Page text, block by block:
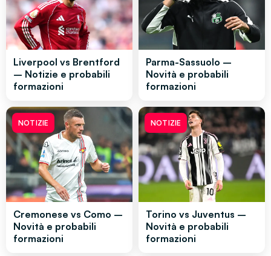
Liverpool vs Brentford
– Notizie e probabili
formazioni
Parma-Sassuolo –
Novità e probabili
formazioni
NOTIZIE
Cremonese vs Como –
Novità e probabili
formazioni
NOTIZIE
Torino vs Juventus –
Novità e probabili
formazioni